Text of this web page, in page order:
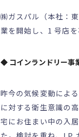
㈱ガスパル（本社：
業を開始し、1 号店
◆ コインランドリー事
昨今の気候変動によ
に対する衛生意識の
宅にお住まい中の入